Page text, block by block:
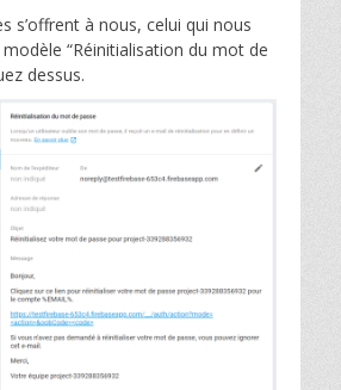
s’offrent à nous, celui qui nous
modèle “Réinitialisation du mot de
dessus.